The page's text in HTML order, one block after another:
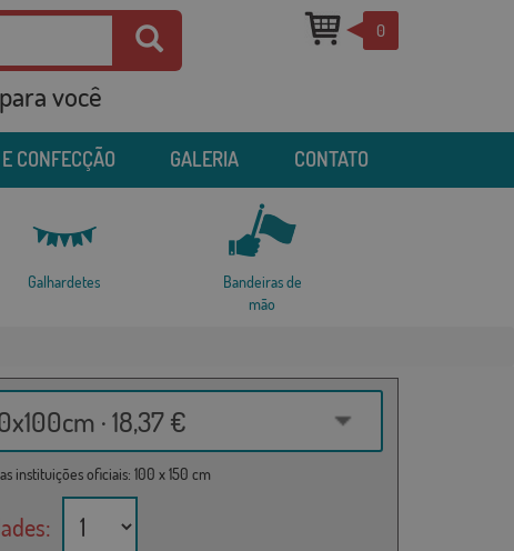
você
0
CONFECÇÃO GALERIA CONTATO
Galhardetes
Bandeiras de
mão
· 18,37 €
instituições oficiais: 100 x 150 cm